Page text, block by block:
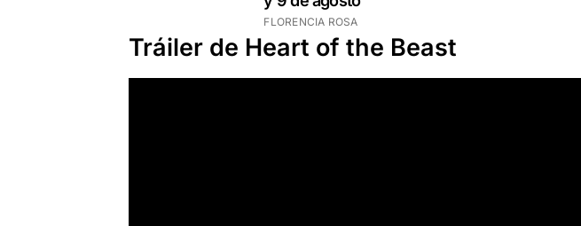
FLORENCIA ROSA
Tráiler de Heart of the Beast